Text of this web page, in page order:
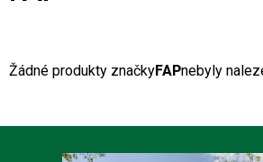
Žádné produkty značkyFAPnebyly